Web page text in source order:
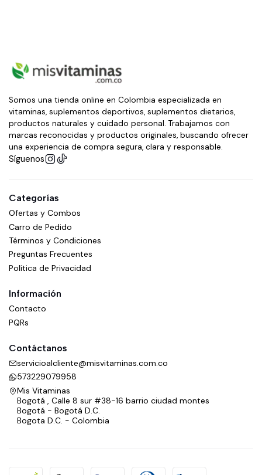
Somos una tienda online en Colombia especializada en
vitaminas, suplementos deportivos, suplementos dietarios,
productos naturales y cuidado personal. Trabajamos con
marcas reconocidas y productos originales, buscando ofrecer
una experiencia de compra segura, clara y responsable.
Síguenos
Categorías
Ofertas y Combos
Carro de Pedido
Términos y Condiciones
Preguntas Frecuentes
Política de Privacidad
Información
Contacto
PQRs
Contáctanos
servicioalcliente@misvitaminas.com.co
573229079958
Mis Vitaminas
Bogotá , Calle 8 sur #38-16 barrio ciudad montes
Bogotá - Bogotá D.C.
Bogota D.C. - Colombia